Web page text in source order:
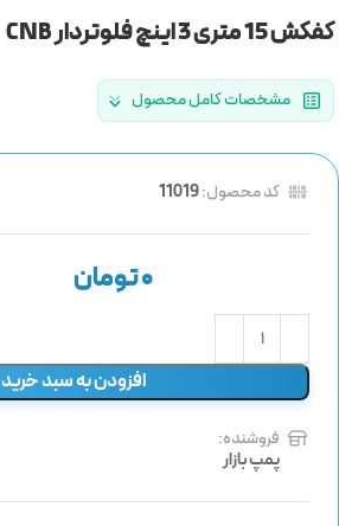
کفکش 15 متری 3 اینچ فلوتردار CNB
مشخصات کامل محصول
کد محصول:11019
تومان
افزودن به سبد خرید
فروشنده:
پمپ بازار